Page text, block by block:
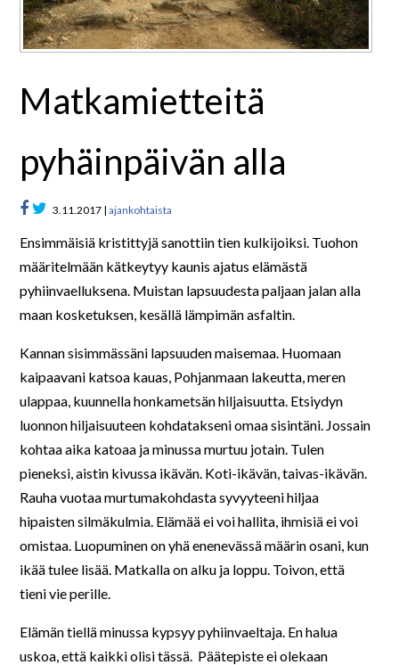
Matkamietteitä
pyhäinpäivän alla
3.11.2017 |ajankohtaista
Ensimmäisiä kristittyjä sanottiin tien kulkijoiksi. Tuohon
määritelmään kätkeytyy kaunis ajatus elämästä
pyhiinvaelluksena. Muistan lapsuudesta paljaan jalan alla
maan kosketuksen, kesällä lämpimän asfaltin.
Kannan sisimmässäni lapsuuden maisemaa. Huomaan
kaipaavani katsoa kauas, Pohjanmaan lakeutta, meren
ulappaa, kuunnella honkametsän hiljaisuutta. Etsiydyn
luonnon hiljaisuuteen kohdatakseni omaa sisintäni. Jossain
kohtaa aika katoaa ja minussa murtuu jotain. Tulen
pieneksi, aistin kivussa ikävän. Koti-ikävän, taivas-ikävän.
Rauha vuotaa murtumakohdasta syvyyteeni hiljaa
hipaisten silmäkulmia. Elämää ei voi hallita, ihmisiä ei voi
omistaa. Luopuminen on yhä enenevässä määrin osani, kun
ikää tulee lisää. Matkalla on alku ja loppu. Toivon, että
tieni vie perille.
Elämän tiellä minussa kypsyy pyhiinvaeltaja. En halua
uskoa, että kaikki olisi tässä. Päätepiste ei olekaan